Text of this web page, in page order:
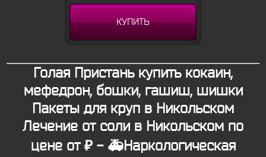
КУПИТЬ
Голая Пристань купить кокаин,
мефедрон, бошки, гашиш, шишки
Пакеты для круп в Никольском
Лечение от соли в Никольском по
цене от ₽ - 🚑Наркологическая